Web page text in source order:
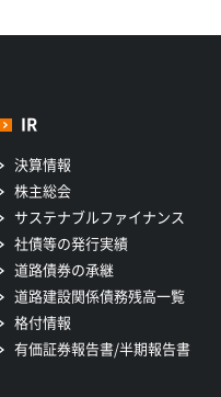
IR
決算情報
株主総会
サステナブルファイナンス
社債等の発行実績
道路債券の承継
道路建設関係債務残高一覧
格付情報
有価証券報告書/半期報告書